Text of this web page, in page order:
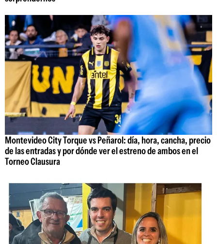
Montevideo City Torque vs Peñarol: día, hora, cancha, precio
de las entradas y por dónde ver el estreno de ambos en el
Torneo Clausura